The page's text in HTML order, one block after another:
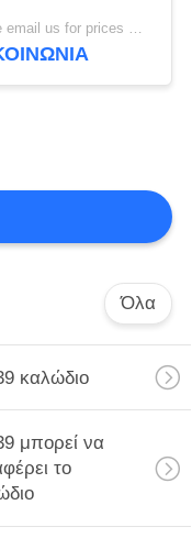
Please email us for prices MOQ:100 τεμάχια
Όλα
καλώδιο
μπορεί να
το